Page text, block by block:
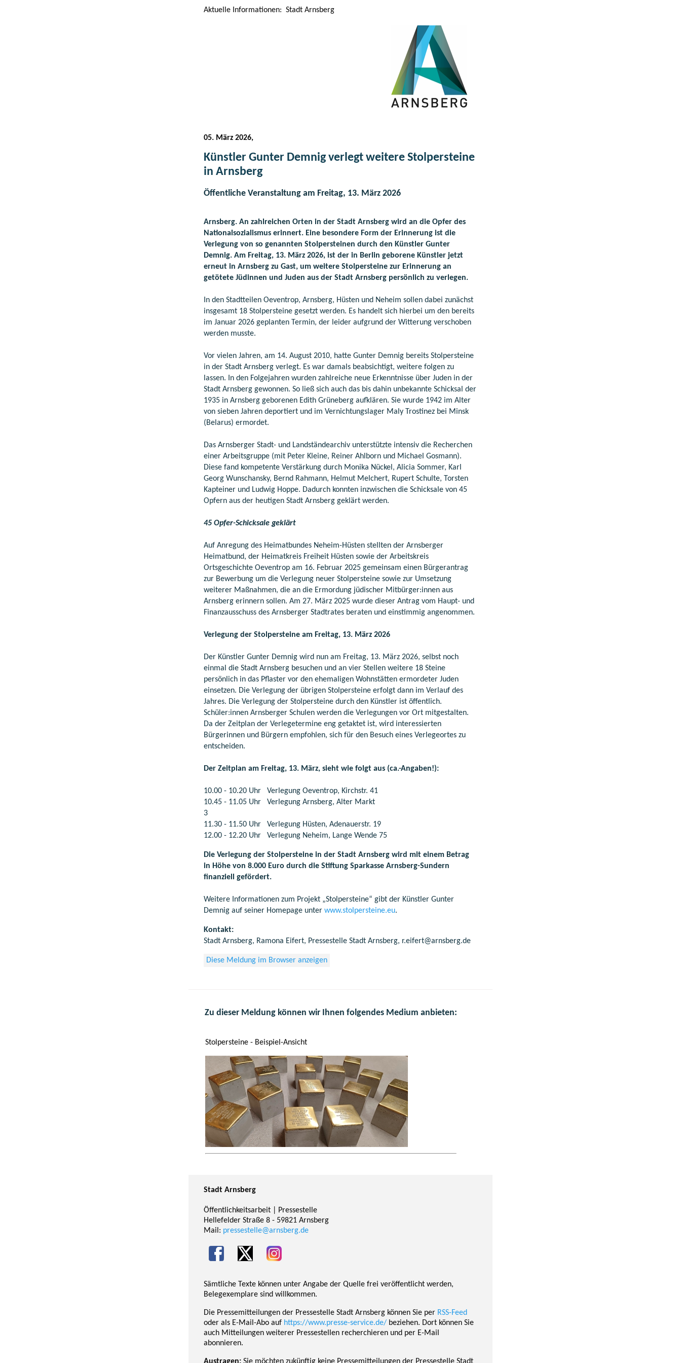
Aktuelle Informationen: Stadt Arnsberg
05. März 2026,
Künstler Gunter Demnig verlegt weitere Stolpersteine
in Arnsberg
Öffentliche Veranstaltung am Freitag, 13. März 2026
Arnsberg. An zahlreichen Orten in der Stadt Arnsberg wird an die Opfer des
Nationalsozialismus erinnert. Eine besondere Form der Erinnerung ist die
Verlegung von so genannten Stolpersteinen durch den Künstler Gunter
Demnig. Am Freitag, 13. März 2026, ist der in Berlin geborene Künstler jetzt
erneut in Arnsberg zu Gast, um weitere Stolpersteine zur Erinnerung an
getötete Jüdinnen und Juden aus der Stadt Arnsberg persönlich zu verlegen.
In den Stadtteilen Oeventrop, Arnsberg, Hüsten und Neheim sollen dabei zunächst
insgesamt 18 Stolpersteine gesetzt werden. Es handelt sich hierbei um den bereits
im Januar 2026 geplanten Termin, der leider aufgrund der Witterung verschoben
werden musste.
Vor vielen Jahren, am 14. August 2010, hatte Gunter Demnig bereits Stolpersteine
in der Stadt Arnsberg verlegt. Es war damals beabsichtigt, weitere folgen zu
lassen. In den Folgejahren wurden zahlreiche neue Erkenntnisse über Juden in der
Stadt Arnsberg gewonnen. So ließ sich auch das bis dahin unbekannte Schicksal der
1935 in Arnsberg geborenen Edith Grüneberg aufklären. Sie wurde 1942 im Alter
von sieben Jahren deportiert und im Vernichtungslager Maly Trostinez bei Minsk
(Belarus) ermordet.
Das Arnsberger Stadt- und Landständearchiv unterstützte intensiv die Recherchen
einer Arbeitsgruppe (mit Peter Kleine, Reiner Ahlborn und Michael Gosmann).
Diese fand kompetente Verstärkung durch Monika Nückel, Alicia Sommer, Karl
Georg Wunschansky, Bernd Rahmann, Helmut Melchert, Rupert Schulte, Torsten
Kapteiner und Ludwig Hoppe. Dadurch konnten inzwischen die Schicksale von 45
Opfern aus der heutigen Stadt Arnsberg geklärt werden.
45 Opfer-Schicksale geklärt
Auf Anregung des Heimatbundes Neheim-Hüsten stellten der Arnsberger
Heimatbund, der Heimatkreis Freiheit Hüsten sowie der Arbeitskreis
Ortsgeschichte Oeventrop am 16. Februar 2025 gemeinsam einen Bürgerantrag
zur Bewerbung um die Verlegung neuer Stolpersteine sowie zur Umsetzung
weiterer Maßnahmen, die an die Ermordung jüdischer Mitbürger:innen aus
Arnsberg erinnern sollen. Am 27. März 2025 wurde dieser Antrag vom Haupt- und
Finanzausschuss des Arnsberger Stadtrates beraten und einstimmig angenommen.
Verlegung der Stolpersteine am Freitag, 13. März 2026
Der Künstler Gunter Demnig wird nun am Freitag, 13. März 2026, selbst noch
einmal die Stadt Arnsberg besuchen und an vier Stellen weitere 18 Steine
persönlich in das Pflaster vor den ehemaligen Wohnstätten ermordeter Juden
einsetzen. Die Verlegung der übrigen Stolpersteine erfolgt dann im Verlauf des
Jahres. Die Verlegung der Stolpersteine durch den Künstler ist öffentlich.
Schüler:innen Arnsberger Schulen werden die Verlegungen vor Ort mitgestalten.
Da der Zeitplan der Verlegetermine eng getaktet ist, wird interessierten
Bürgerinnen und Bürgern empfohlen, sich für den Besuch eines Verlegeortes zu
entscheiden.
Der Zeitplan am Freitag, 13. März, sieht wie folgt aus (ca.-Angaben!):
10.00 - 10.20 Uhr Verlegung Oeventrop, Kirchstr. 41
10.45 - 11.05 Uhr Verlegung Arnsberg, Alter Markt
3
11.30 - 11.50 Uhr Verlegung Hüsten, Adenauerstr. 19
12.00 - 12.20 Uhr Verlegung Neheim, Lange Wende 75
Die Verlegung der Stolpersteine in der Stadt Arnsberg wird mit einem Betrag
in Höhe von 8.000 Euro durch die Stiftung Sparkasse Arnsberg-Sundern
finanziell gefördert.
Weitere Informationen zum Projekt „Stolpersteine“ gibt der Künstler Gunter
Demnig auf seiner Homepage unter www.stolpersteine.eu.
Kontakt:
Stadt Arnsberg, Ramona Eifert, Pressestelle Stadt Arnsberg, r.eifert@arnsberg.de
Diese Meldung im Browser anzeigen
Zu dieser Meldung können wir Ihnen folgendes Medium anbieten:
Stolpersteine - Beispiel-Ansicht
Stadt Arnsberg
Öffentlichkeitsarbeit | Pressestelle
Hellefelder Straße 8 - 59821 Arnsberg
Mail: pressestelle@arnsberg.de
Sämtliche Texte können unter Angabe der Quelle frei veröffentlicht werden,
Belegexemplare sind willkommen.
Die Pressemitteilungen der Pressestelle Stadt Arnsberg können Sie per RSS-Feed
oder als E-Mail-Abo auf https://www.presse-service.de/ beziehen. Dort können Sie
auch Mitteilungen weiterer Pressestellen recherchieren und per E-Mail
abonnieren.